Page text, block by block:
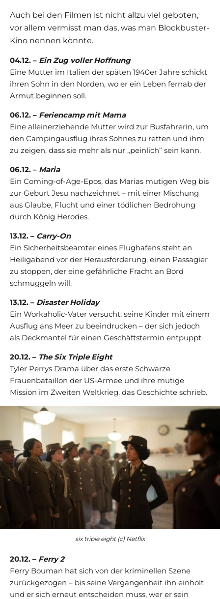
Auch bei den Filmen ist nicht allzu viel geboten,
vor allem vermisst man das, was man Blockbuster-
Kino nennen könnte.
04.12. – Ein Zug voller Hoffnung
Eine Mutter im Italien der späten 1940er Jahre schickt
ihren Sohn in den Norden, wo er ein Leben fernab der
Armut beginnen soll.
06.12. – Feriencamp mit Mama
Eine alleinerziehende Mutter wird zur Busfahrerin, um
den Campingausflug ihres Sohnes zu retten und ihm
zu zeigen, dass sie mehr als nur „peinlich“ sein kann.
06.12. – Maria
Ein Coming-of-Age-Epos, das Marias mutigen Weg bis
zur Geburt Jesu nachzeichnet – mit einer Mischung
aus Glaube, Flucht und einer tödlichen Bedrohung
durch König Herodes.
13.12. – Carry-On
Ein Sicherheitsbeamter eines Flughafens steht an
Heiligabend vor der Herausforderung, einen Passagier
zu stoppen, der eine gefährliche Fracht an Bord
schmuggeln will.
13.12. – Disaster Holiday
Ein Workaholic-Vater versucht, seine Kinder mit einem
Ausflug ans Meer zu beeindrucken – der sich jedoch
als Deckmantel für einen Geschäftstermin entpuppt.
20.12. – The Six Triple Eight
Tyler Perrys Drama über das erste Schwarze
Frauenbataillon der US-Armee und ihre mutige
Mission im Zweiten Weltkrieg, das Geschichte schrieb.
six triple eight (c) Netflix
20.12. – Ferry 2
Ferry Bouman hat sich von der kriminellen Szene
zurückgezogen – bis seine Vergangenheit ihn einholt
und er sich erneut entscheiden muss, wer er sein